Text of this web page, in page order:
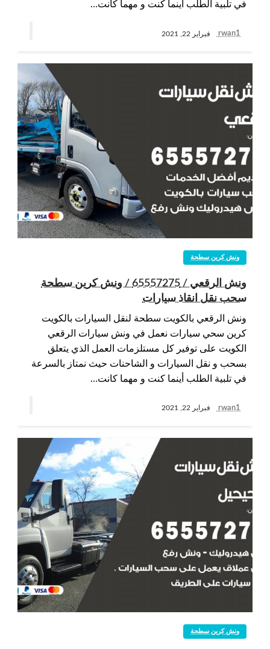
في تلبية الطلب أينما كنت و مهما كانت…
rwan1 فبراير 22, 2021
ونش كرين سطحة
ونش الرقعي / 65557275 / ونش كرين سطحة
سحب نقل انقاذ سيارات
ونش الرقعي بالكويت سطحة لنقل السيارات بالكويت
كرين سحي سيارات نعمل في ونش سيارات الرقعي
الكويت على توفير كل مستلزمات العمل الذي يتعلق
بسحب و نقل السيارات و الشاحنات حيث نمتاز بالسرعة
في تلبية الطلب أينما كنت و مهما كانت…
rwan1 فبراير 22, 2021
ونش كرين سطحة